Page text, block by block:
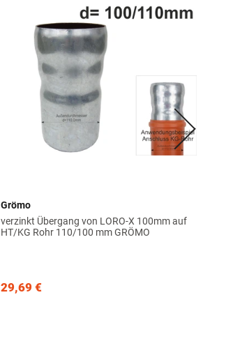
Grömo
verzinkt Übergang von LORO-X 100mm auf
HT/KG Rohr 110/100 mm GRÖMO
29,69 €